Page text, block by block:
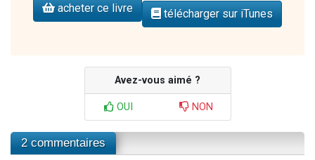
acheter ce livre télécharger sur iTunes
Avez-vous aimé ?
OUI NON
2 commentaires